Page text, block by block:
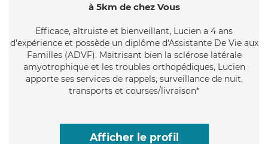
à 5km de chez Vous
Efficace, altruiste et bienveillant, Lucien a 4 ans
d'expérience et possède un diplôme d'Assistante De Vie aux
Familles (ADVF). Maitrisant bien la sclérose latérale
amyotrophique et les troubles orthopédiques, Lucien
apporte ses services de rappels, surveillance de nuit,
transports et courses/livraison*
Afficher le profil